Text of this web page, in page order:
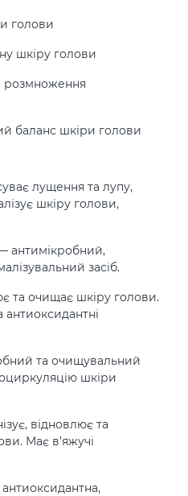
голови
шкіру голови
розмноження
баланс шкіри голови
лущення та лупу,
шкіру голови,
антимікробний,
засіб.
та очищає шкіру голови.
антиоксидантні
та очищувальний
шкіри
відновлює та
Має в’яжучі